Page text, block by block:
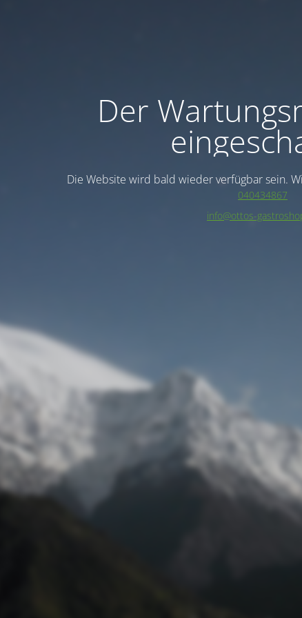
Der
Die Website wird bald wieder verfügbar sein.
040434867
info@ottos-